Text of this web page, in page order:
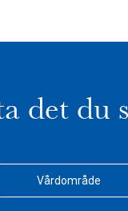
det du
Vårdområde